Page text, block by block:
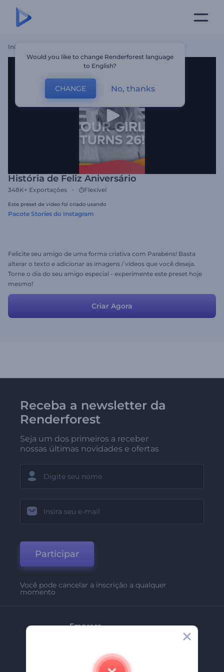
Início
História de Feliz Aniversário
348K+ Exportações Flexível
Este preset de vídeo foi criado usando
Pacote Stories do Instagram
Felicite seu amigo de uma forma criativa com Parabéns! Basta
alterar o texto e adicionar as imagens / vídeos que você deseja.
Torne o dia do seu amigo especial - experimente este preset hoje
mesmo!
Criar Agora
Receba a newsletter da
Renderforest
Seja um dos primeiros a receber
nossas últimas novidades e ofertas
Participar
Você pode cancelar a inscrição a qualquer
momento
Empresa
Contate-Nos
Would you like to change Renderforest language
to English?
CHANGE No, thanks